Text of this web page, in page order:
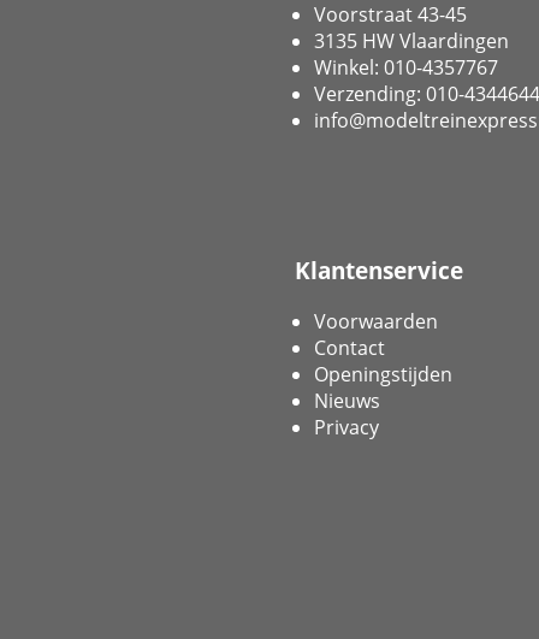
Voorstraat 43-45
3135 HW Vlaardingen
Winkel: 010-4357767
Verzending: 010-4344644
Klantenservice
Voorwaarden
Contact
Openingstijden
Nieuws
Privacy